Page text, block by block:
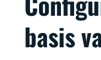
basis